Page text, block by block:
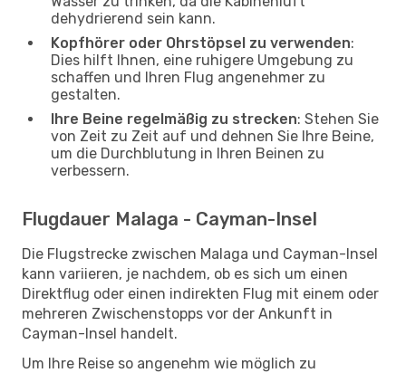
dehydrierend sein kann.
Kopfhörer oder Ohrstöpsel zu verwenden:
Dies hilft Ihnen, eine ruhigere Umgebung zu
schaffen und Ihren Flug angenehmer zu
gestalten.
Ihre Beine regelmäßig zu strecken: Stehen Sie
von Zeit zu Zeit auf und dehnen Sie Ihre Beine,
um die Durchblutung in Ihren Beinen zu
verbessern.
Flugdauer Malaga - Cayman-Insel
Die Flugstrecke zwischen Malaga und Cayman-Insel
kann variieren, je nachdem, ob es sich um einen
Direktflug oder einen indirekten Flug mit einem oder
mehreren Zwischenstopps vor der Ankunft in
Cayman-Insel handelt.
Um Ihre Reise so angenehm wie möglich zu